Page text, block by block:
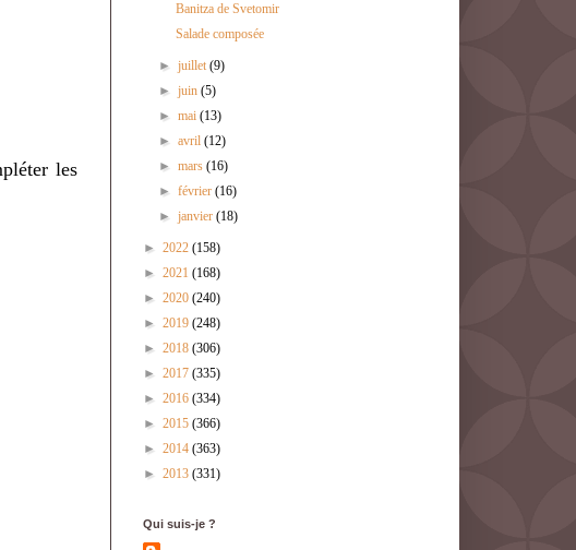
les
Banitza de Svetomir
Salade composée
►juillet(9)
►juin(5)
►mai(13)
►avril(12)
►mars(16)
►février(16)
►janvier(18)
► 2022 (158)
► 2021 (168)
► 2020 (240)
► 2019 (248)
► 2018 (306)
► 2017 (335)
► 2016 (334)
► 2015 (366)
► 2014 (363)
► 2013 (331)
Qui suis-je ?